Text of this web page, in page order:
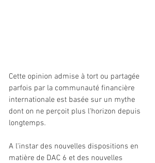
Cette opinion admise à tort ou partagée
parfois par la communauté financière
internationale est basée sur un mythe
dont on ne perçoit plus l'horizon depuis
longtemps.
A l'instar des nouvelles dispositions en
matière de DAC 6 et des nouvelles